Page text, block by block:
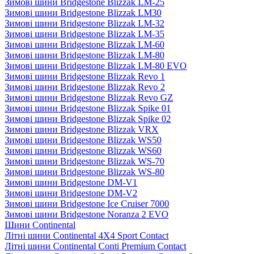
Зимові шини Bridgestone Blizzak LM-25
Зимові шини Bridgestone Blizzak LM30
Зимові шини Bridgestone Blizzak LM-32
Зимові шини Bridgestone Blizzak LM-35
Зимові шини Bridgestone Blizzak LM-60
Зимові шини Bridgestone Blizzak LM-80
Зимові шини Bridgestone Blizzak LM-80 EVO
Зимові шини Bridgestone Blizzak Revo 1
Зимові шини Bridgestone Blizzak Revo 2
Зимові шини Bridgestone Blizzak Revo GZ
Зимові шини Bridgestone Blizzak Spike 01
Зимові шини Bridgestone Blizzak Spike 02
Зимові шини Bridgestone Blizzak VRX
Зимові шини Bridgestone Blizzak WS50
Зимові шини Bridgestone Blizzak WS60
Зимові шини Bridgestone Blizzak WS-70
Зимові шини Bridgestone Blizzak WS-80
Зимові шини Bridgestone DM-V1
Зимові шини Bridgestone DM-V2
Зимові шини Bridgestone Ice Cruiser 7000
Зимові шини Bridgestone Noranza 2 EVO
Шини Continental
Літні шини Continental 4X4 Sport Contact
Літні шини Continental Conti Premium Contact